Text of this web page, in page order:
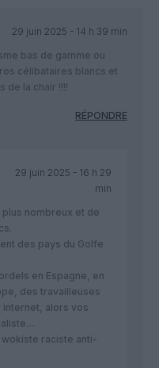
29 juin 2025 - 14 h 39 min
bas de gamme ou
célibataires blancs et
de la chair !!!!
RÉPONDRE
29 juin 2025 - 16 h 29
min
nombreux et de
des pays du Golfe
en Espagne, en
des travailleuses
internet, alors vos
raciste anti-